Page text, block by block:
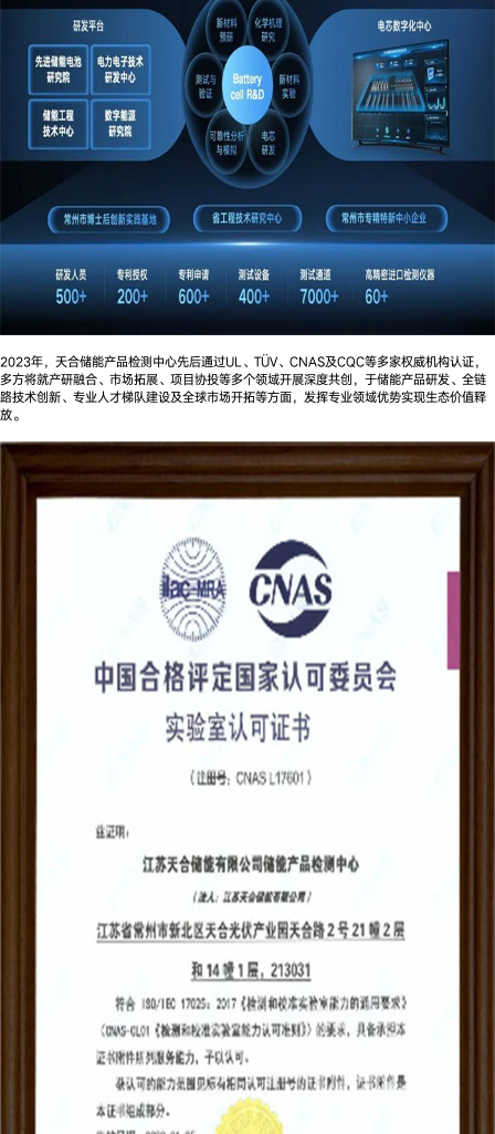
2023年，天合储能产品检测中心先后通过UL、TÜV、CNAS及CQC等多家权威机构认证，
多方将就产研融合、市场拓展、项目协投等多个领域开展深度共创，于储能产品研发、全链
路技术创新、专业人才梯队建设及全球市场开拓等方面，发挥专业领域优势实现生态价值释
放。